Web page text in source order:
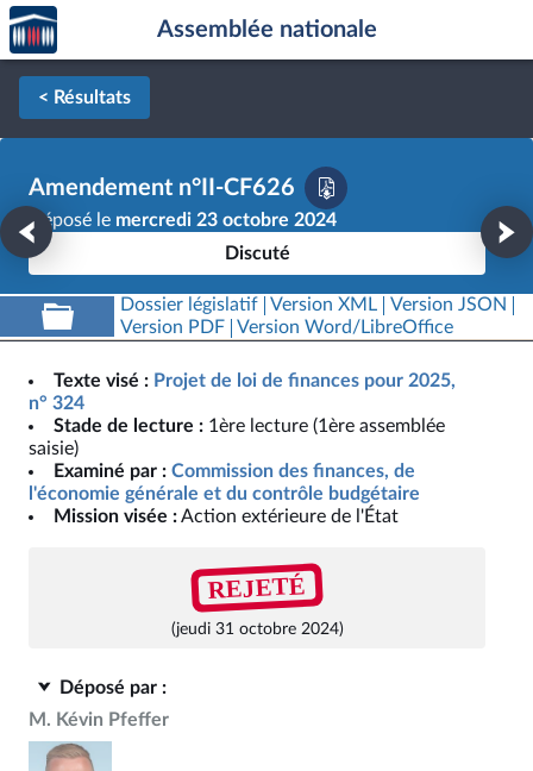
Aller au contenu
Aller en bas de la page
Accèder
à la
page
d'accueil
Assemblée nationale
< Résultats
Amendement n°II-CF626
Déposé le mercredi 23 octobre 2024
Discuté
Dossier législatif Version XML
Version JSON
Version PDF
Version Word/LibreOffice
Texte visé : Projet de loi de finances pour 2025,
n° 324
Stade de lecture : 1ère lecture (1ère assemblée
saisie)
Examiné par : Commission des finances, de
l'économie générale et du contrôle budgétaire
Mission visée :Action extérieure de l'État
REJETÉ
(jeudi 31 octobre 2024)
Déposé par :
M. Kévin Pfeffer